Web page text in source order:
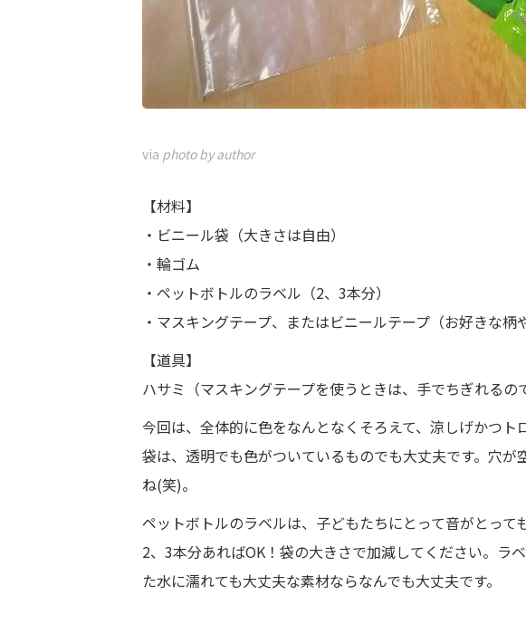
via photo by author
【材料】
・ビニール袋（大きさは自由）
・輪ゴム
・ペットボトルのラベル（2、3本分）
・マスキングテープ、またはビニールテープ（お好きな柄
【道具】
ハサミ（マスキングテープを使うときは、手でちぎれるの
今回は、全体的に色をなんとなくそろえて、涼しげかつ
袋は、透明でも色がついているものでも大丈夫です。穴
ね(笑)。
ペットボトルのラベルは、子どもたちにとって音がとって
2、3本分あればOK！袋の大きさで加減してください。ラ
た水に濡れても大丈夫な素材ならなんでも大丈夫です。